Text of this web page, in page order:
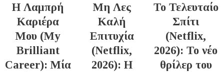
Η Λαμπρή
Καριέρα
Μου (My
Brilliant
Career): Μία
Μη Λες
Καλή
Επιτυχία
(Netflix,
2026): Η
Το Τελευταίο
Σπίτι
(Netflix,
2026): Το νέο
θρίλερ του